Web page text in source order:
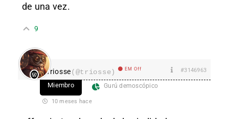
de una vez.
9
Triosse(@triosse) EM Off #3146963
Miembro Gurú demoscópico
10 meses hace